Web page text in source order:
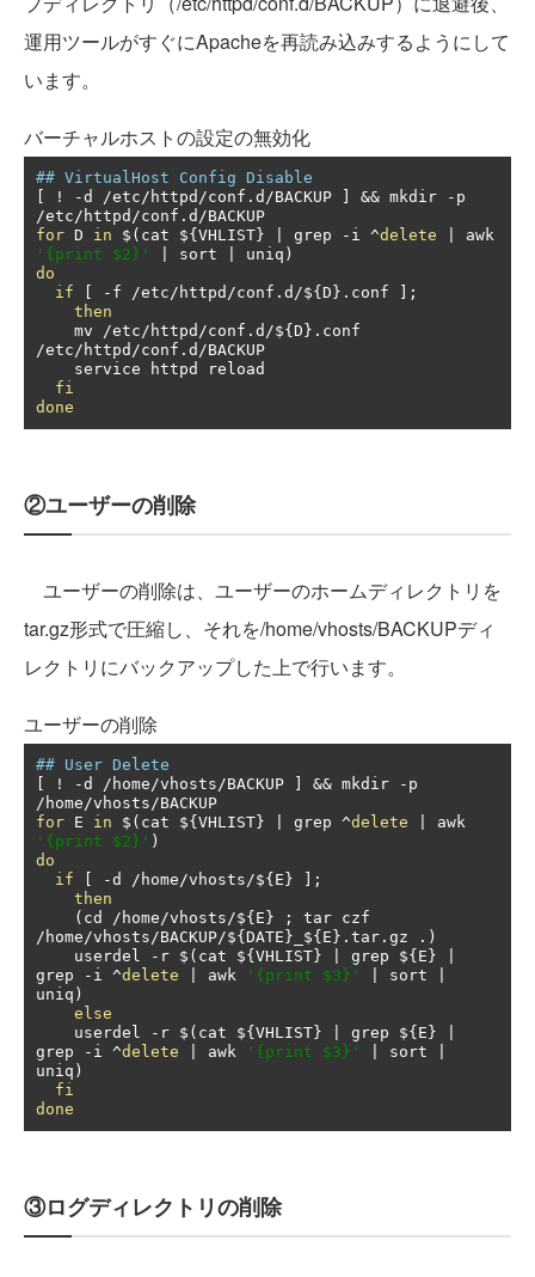
運用ツールがすぐにApacheを再読み込みするようにして
います。
バーチャルホストの設定の無効化
## VirtualHost Config Disable
! -d /etc/ httpd /conf . d /BACKUP && mkdir -
/etc/ httpd /conf . d /
for D in $ ( cat ${ VHLIST } grep - i ^delete
'{print $2}'
sort uniq )
do
if
- f /etc/ httpd /conf . d /${ D }. conf
];
then
    mv
/etc/ httpd /conf . d /${ D }.
/etc/ httpd /conf . d /BACKUP
fi
done
②ユーザーの削除
ユーザーの削除は、ユーザーのホームディレクトリを
tar.gz形式で圧縮し、それを/home/vhosts/BACKUPディ
レクトリにバックアップした上で行います。
ユーザーの削除
## User Delete
! -d / home/vhosts/BACKUP && mkdir -
/ home/vhosts/
for E in $ ( cat ${ VHLIST } grep ^delete
'{print $2}' )
do
if
-d / home/vhosts/${ E }
];
then
( cd / home/vhosts/${ E } ;
/ home/vhosts/BACKUP/${ DATE } _${ E }. tar . gz
.)
    userdel
- r $ ( cat ${ VHLIST } grep ${ E }
grep
- i ^delete awk '{print $3}' sort
uniq )
else
    userdel
- r $ ( cat ${ VHLIST } grep ${ E }
grep
- i ^delete awk '{print $3}' sort
uniq )
fi
done
③ログディレクトリの削除